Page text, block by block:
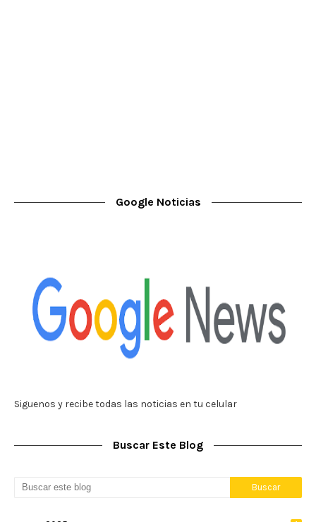
Google Noticias
Siguenos y recibe todas las noticias en tu celular
Buscar Este Blog